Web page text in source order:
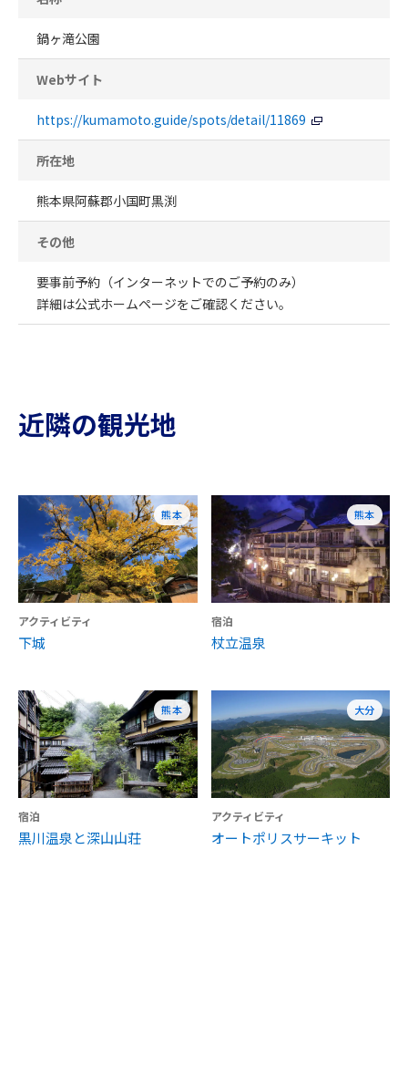
鍋ヶ滝公園
Webサイト
https://kumamoto.guide/spots/detail/11869
所在地
熊本県阿蘇郡小国町黒渕
その他
要事前予約（インターネットでのご予約のみ）
詳細は公式ホームページをご確認ください。
近隣の観光地
熊本
アクティビティ
下城
熊本
宿泊
杖立温泉
熊本
宿泊
黒川温泉と深山山荘
大分
アクティビティ
オートポリスサーキット